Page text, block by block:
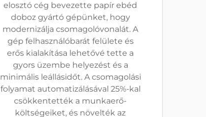
elosztó cég bevezette papír ebéd
doboz gyártó gépünket, hogy
modernizálja csomagolóvonalát. A
gép felhasználóbarát felülete és
erős kialakítása lehetővé tette a
gyors üzembe helyezést és a
minimális leállásidőt. A csomagolási
folyamat automatizálásával 25%-kal
csökkentették a munkaerő-
költségeiket, és növelték az